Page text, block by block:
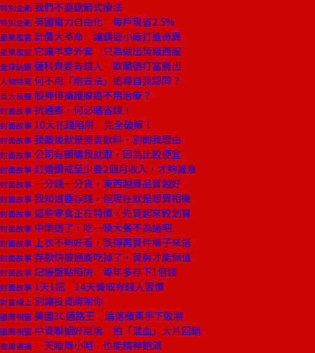
特別企劃 我們不要鋸箭式療法
特別企劃 英國電力自由化 每戶現省2.5%
產業風雲 計價大革命 讓鑄造小廠打進奇異
產業風雲 它讓羊穿外套 只為做出頂級西服
全球話題 薩科齊愛有錢人 歐蘭德打富勝出
人物特寫 何不用「削去法」追尋自我認同？
百大良醫 股神得攝護腺癌不用治療？
封面故事 抗通膨，何必瞎省錢！
封面故事 10大花錢陷阱 完全破解！
封面故事 我飯後就是要買飲料，別問我理由
封面故事 公司有團購我就跟，因為比較便宜
封面故事 訂婚鑽戒至少要2個月收入，才夠誠意
封面故事 一分錢一分貨，東西越貴品質越好
封面故事 我知道要存錢，但現在就是想買相機
封面故事 這些零食正在特價，先買起來較划算
封面故事 中樂透了，吃一頓大餐不為過吧
封面故事 上衣不夠好看，我得再買件褲子來搭
封面故事 存款快被通膨吃掉了，買房才能保值
封面故事 記帳盤點陷阱 每年多存下1倍錢
封面故事 1天1招 14天養成有錢人習慣
財富線上 別讓投資綁架你
國際視窗 美國3C通路王 淪落蘋果手下敗將
國際視窗 中資聯姻好萊塢 拍「混血」大片回銷
商周書摘 一天睡兩小時 也能精神飽滿